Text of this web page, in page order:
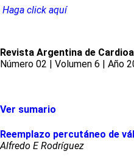
Haga click aquí
Revista Argentina de
Número 02 | Volumen 6 | Año
Ver sumario
Reemplazo percutáneo de
Alfredo E Rodríguez